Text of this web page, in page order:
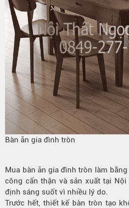
Bàn ăn gia đình tròn
Mua bàn ăn gia đình tròn làm
công cẩn thận và sản xuất tại
định sáng suốt vì nhiều lý do.
Trước hết, thiết kế bàn tròn tạo